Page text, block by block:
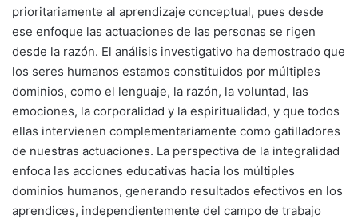
prioritariamente al aprendizaje conceptual, pues desde
ese enfoque las actuaciones de las personas se rigen
desde la razón. El análisis investigativo ha demostrado que
los seres humanos estamos constituidos por múltiples
dominios, como el lenguaje, la razón, la voluntad, las
emociones, la corporalidad y la espiritualidad, y que todos
ellas intervienen complementariamente como gatilladores
de nuestras actuaciones. La perspectiva de la integralidad
enfoca las acciones educativas hacia los múltiples
dominios humanos, generando resultados efectivos en los
aprendices, independientemente del campo de trabajo